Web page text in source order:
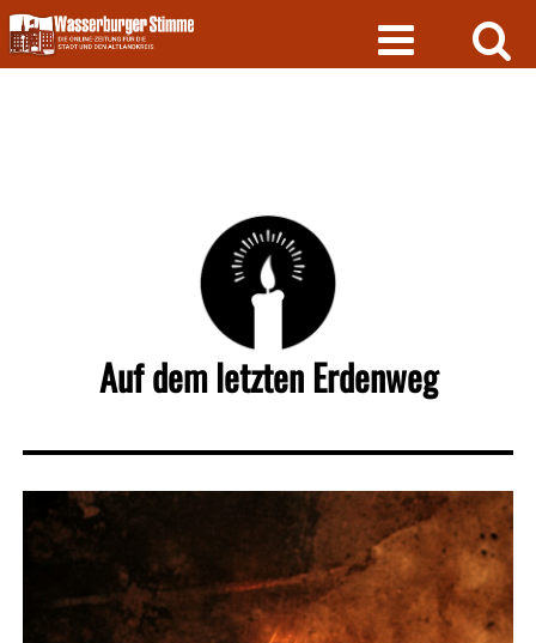
Skip
to
content
Auf dem letzten Erdenweg